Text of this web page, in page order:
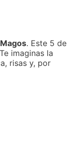
. Este 5 de
imaginas la
risas y, por